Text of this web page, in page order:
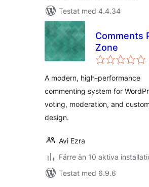
Testat med 4.4.34
Comments
Zone
A modern, high-performance
commenting system for
voting, moderation, and
design.
Avi Ezra
Färre än 10 aktiva
Testat med 6.9.6